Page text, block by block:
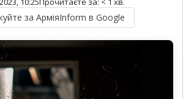
за АрміяInform в Google